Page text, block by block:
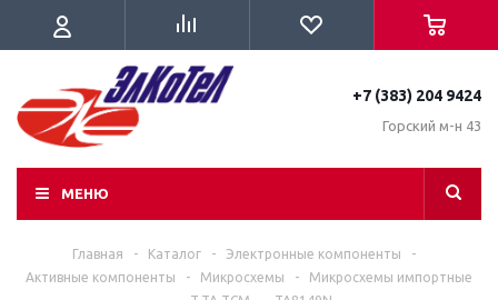
+7 (383) 204 9424
Горский м-н 43
МЕНЮ
Главная - Каталог - Электронные компоненты
-
Активные компоненты
- Микросхемы -
Микросхемы импортные